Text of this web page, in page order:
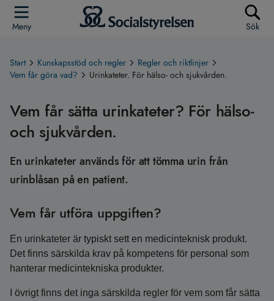
Meny Sök
Start Kunskapsstöd och regler
Regler och riktlinjer
Vem får göra vad?
Urinkateter. För hälso- och sjukvården.
Vem får sätta urinkateter? För hälso-
och sjukvården.
En urinkateter används för att tömma urin från
urinblåsan på en patient.
Vem får utföra uppgiften?
En urinkateter är typiskt sett en medicinteknisk produkt.
Det finns särskilda krav på kompetens för personal som
hanterar medicintekniska produkter.
I övrigt finns det inga särskilda regler för vem som får sätta